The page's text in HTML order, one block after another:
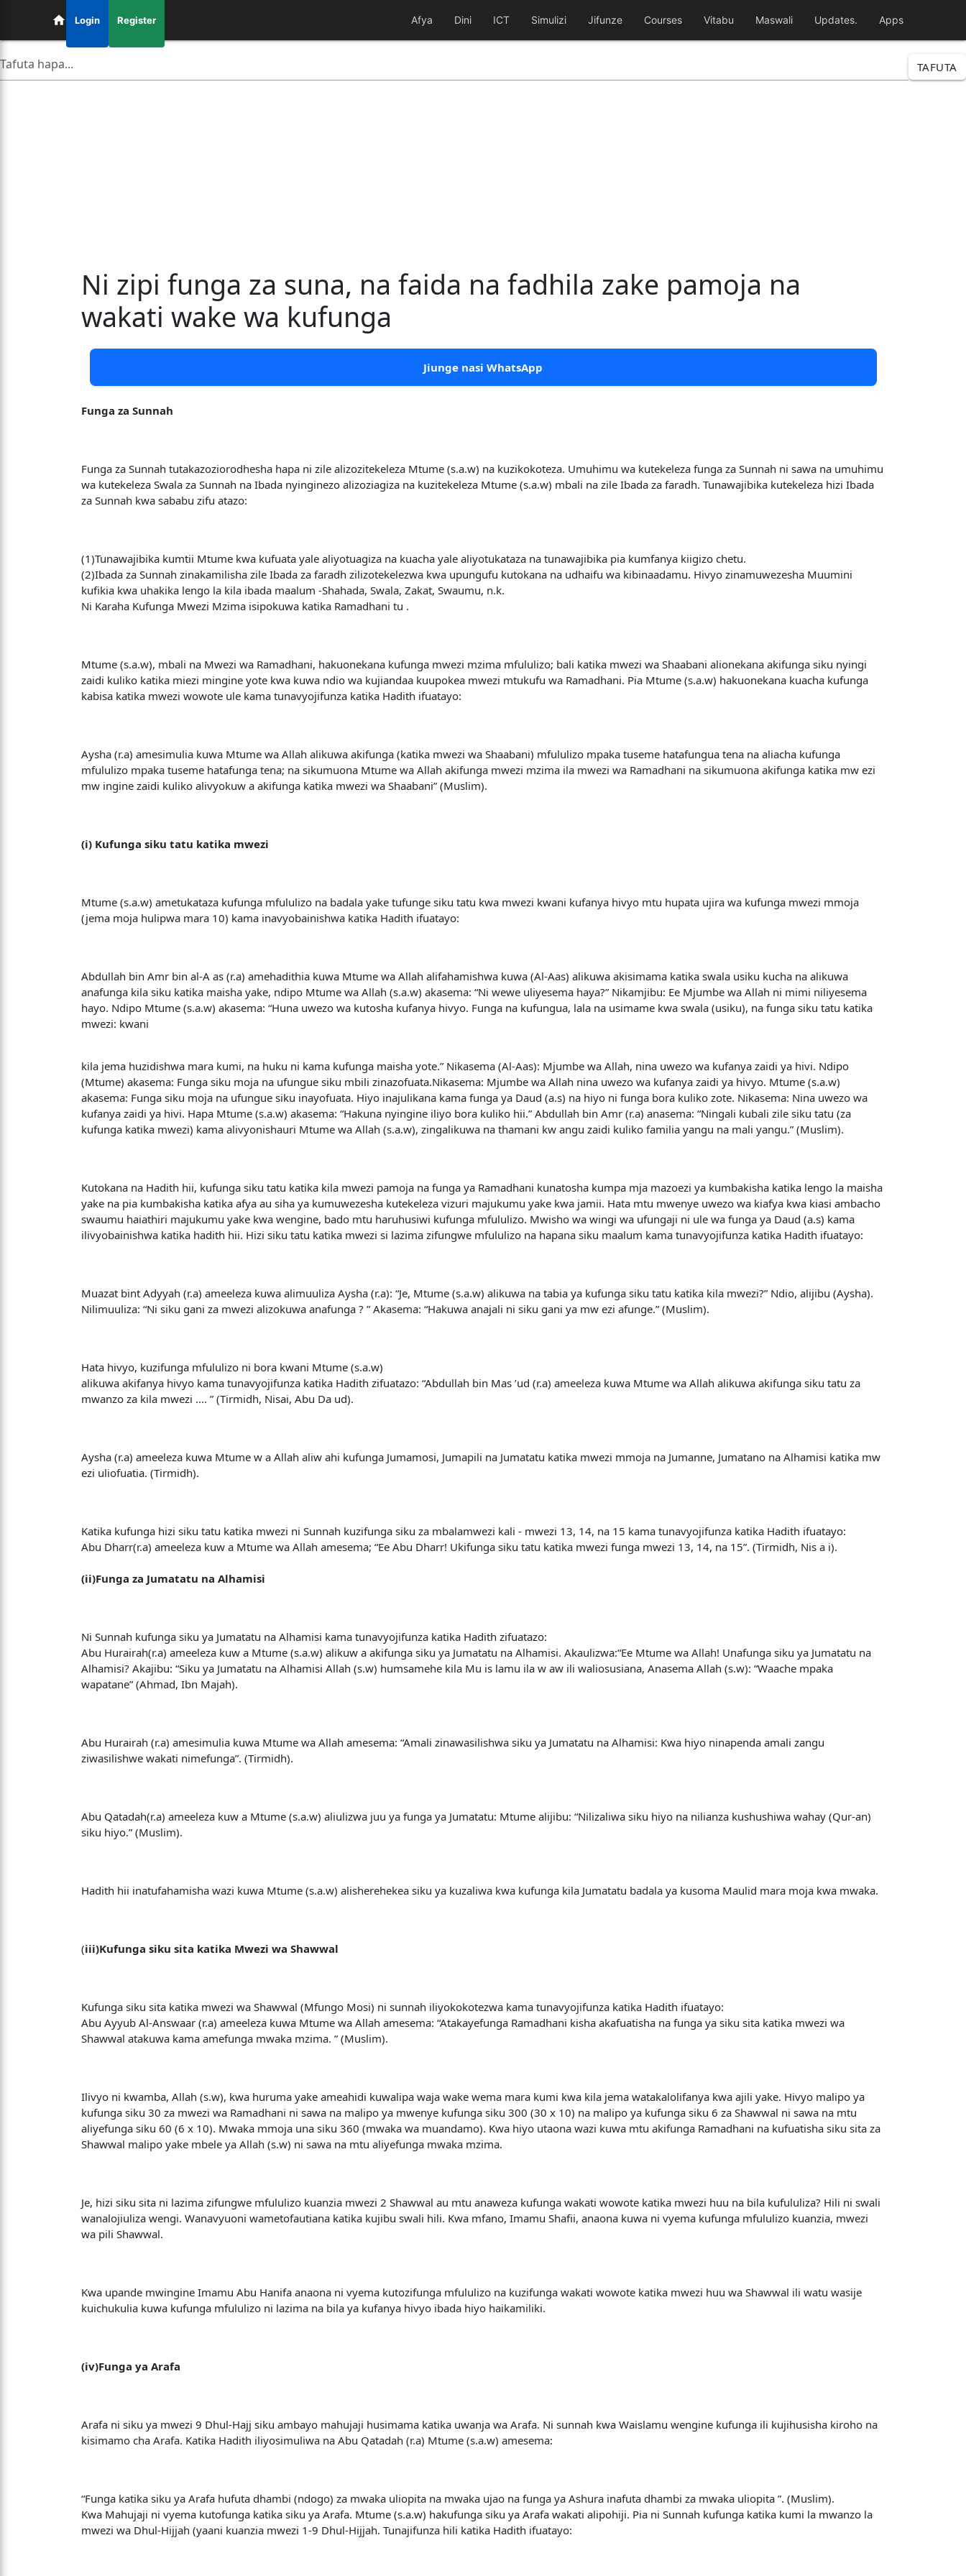
Login Register Afya Dini ICT Simulizi Jifunze Courses Vitabu Maswali Updates. Apps
TAFUTA
Ni zipi funga za suna, na faida na fadhila zake pamoja na
wakati wake wa kufunga
Jiunge nasi WhatsApp
Funga za Sunnah
Funga za Sunnah tutakazoziorodhesha hapa ni zile alizozitekeleza Mtume (s.a.w) na kuzikokoteza. Umuhimu wa kutekeleza funga za Sunnah ni sawa na umuhimu
wa kutekeleza Swala za Sunnah na Ibada nyinginezo alizoziagiza na kuzitekeleza Mtume (s.a.w) mbali na zile Ibada za faradh. Tunawajibika kutekeleza hizi Ibada
za Sunnah kwa sababu zifu atazo:
(1)Tunawajibika kumtii Mtume kwa kufuata yale aliyotuagiza na kuacha yale aliyotukataza na tunawajibika pia kumfanya kiigizo chetu.
(2)Ibada za Sunnah zinakamilisha zile Ibada za faradh zilizotekelezwa kwa upungufu kutokana na udhaifu wa kibinaadamu. Hivyo zinamuwezesha Muumini
kufikia kwa uhakika lengo la kila ibada maalum -Shahada, Swala, Zakat, Swaumu, n.k.
Ni Karaha Kufunga Mwezi Mzima isipokuwa katika Ramadhani tu .
Mtume (s.a.w), mbali na Mwezi wa Ramadhani, hakuonekana kufunga mwezi mzima mfululizo; bali katika mwezi wa Shaabani alionekana akifunga siku nyingi
zaidi kuliko katika miezi mingine yote kwa kuwa ndio wa kujiandaa kuupokea mwezi mtukufu wa Ramadhani. Pia Mtume (s.a.w) hakuonekana kuacha kufunga
kabisa katika mwezi wowote ule kama tunavyojifunza katika Hadith ifuatayo:
Aysha (r.a) amesimulia kuwa Mtume wa Allah alikuwa akifunga (katika mwezi wa Shaabani) mfululizo mpaka tuseme hatafungua tena na aliacha kufunga
mfululizo mpaka tuseme hatafunga tena; na sikumuona Mtume wa Allah akifunga mwezi mzima ila mwezi wa Ramadhani na sikumuona akifunga katika mw ezi
mw ingine zaidi kuliko alivyokuw a akifunga katika mwezi wa Shaabani” (Muslim).
(i) Kufunga siku tatu katika mwezi
Mtume (s.a.w) ametukataza kufunga mfululizo na badala yake tufunge siku tatu kwa mwezi kwani kufanya hivyo mtu hupata ujira wa kufunga mwezi mmoja
(jema moja hulipwa mara 10) kama inavyobainishwa katika Hadith ifuatayo:
Abdullah bin Amr bin al-A as (r.a) amehadithia kuwa Mtume wa Allah alifahamishwa kuwa (Al-Aas) alikuwa akisimama katika swala usiku kucha na alikuwa
anafunga kila siku katika maisha yake, ndipo Mtume wa Allah (s.a.w) akasema: “Ni wewe uliyesema haya?” Nikamjibu: Ee Mjumbe wa Allah ni mimi niliyesema
hayo. Ndipo Mtume (s.a.w) akasema: “Huna uwezo wa kutosha kufanya hivyo. Funga na kufungua, lala na usimame kwa swala (usiku), na funga siku tatu katika
mwezi: kwani
kila jema huzidishwa mara kumi, na huku ni kama kufunga maisha yote.” Nikasema (Al-Aas): Mjumbe wa Allah, nina uwezo wa kufanya zaidi ya hivi. Ndipo
(Mtume) akasema: Funga siku moja na ufungue siku mbili zinazofuata.Nikasema: Mjumbe wa Allah nina uwezo wa kufanya zaidi ya hivyo. Mtume (s.a.w)
akasema: Funga siku moja na ufungue siku inayofuata. Hiyo inajulikana kama funga ya Daud (a.s) na hiyo ni funga bora kuliko zote. Nikasema: Nina uwezo wa
kufanya zaidi ya hivi. Hapa Mtume (s.a.w) akasema: “Hakuna nyingine iliyo bora kuliko hii.” Abdullah bin Amr (r.a) anasema: “Ningali kubali zile siku tatu (za
kufunga katika mwezi) kama alivyonishauri Mtume wa Allah (s.a.w), zingalikuwa na thamani kw angu zaidi kuliko familia yangu na mali yangu.” (Muslim).
Kutokana na Hadith hii, kufunga siku tatu katika kila mwezi pamoja na funga ya Ramadhani kunatosha kumpa mja mazoezi ya kumbakisha katika lengo la maisha
yake na pia kumbakisha katika afya au siha ya kumuwezesha kutekeleza vizuri majukumu yake kwa jamii. Hata mtu mwenye uwezo wa kiafya kwa kiasi ambacho
swaumu haiathiri majukumu yake kwa wengine, bado mtu haruhusiwi kufunga mfululizo. Mwisho wa wingi wa ufungaji ni ule wa funga ya Daud (a.s) kama
ilivyobainishwa katika hadith hii. Hizi siku tatu katika mwezi si lazima zifungwe mfululizo na hapana siku maalum kama tunavyojifunza katika Hadith ifuatayo:
Muazat bint Adyyah (r.a) ameeleza kuwa alimuuliza Aysha (r.a): “Je, Mtume (s.a.w) alikuwa na tabia ya kufunga siku tatu katika kila mwezi?” Ndio, alijibu (Aysha).
Nilimuuliza: “Ni siku gani za mwezi alizokuwa anafunga ? ” Akasema: “Hakuwa anajali ni siku gani ya mw ezi afunge.” (Muslim).
Hata hivyo, kuzifunga mfululizo ni bora kwani Mtume (s.a.w)
alikuwa akifanya hivyo kama tunavyojifunza katika Hadith zifuatazo: “Abdullah bin Mas ’ud (r.a) ameeleza kuwa Mtume wa Allah alikuwa akifunga siku tatu za
mwanzo za kila mwezi .... ” (Tirmidh, Nisai, Abu Da ud).
Aysha (r.a) ameeleza kuwa Mtume w a Allah aliw ahi kufunga Jumamosi, Jumapili na Jumatatu katika mwezi mmoja na Jumanne, Jumatano na Alhamisi katika mw
ezi uliofuatia. (Tirmidh).
Katika kufunga hizi siku tatu katika mwezi ni Sunnah kuzifunga siku za mbalamwezi kali - mwezi 13, 14, na 15 kama tunavyojifunza katika Hadith ifuatayo:
Abu Dharr(r.a) ameeleza kuw a Mtume wa Allah amesema; “Ee Abu Dharr! Ukifunga siku tatu katika mwezi funga mwezi 13, 14, na 15”. (Tirmidh, Nis a i).
(ii)Funga za Jumatatu na Alhamisi
Ni Sunnah kufunga siku ya Jumatatu na Alhamisi kama tunavyojifunza katika Hadith zifuatazo:
Abu Hurairah(r.a) ameeleza kuw a Mtume (s.a.w) alikuw a akifunga siku ya Jumatatu na Alhamisi. Akaulizwa:“Ee Mtume wa Allah! Unafunga siku ya Jumatatu na
Alhamisi? Akajibu: “Siku ya Jumatatu na Alhamisi Allah (s.w) humsamehe kila Mu is lamu ila w aw ili waliosusiana, Anasema Allah (s.w): “Waache mpaka
wapatane” (Ahmad, Ibn Majah).
Abu Hurairah (r.a) amesimulia kuwa Mtume wa Allah amesema: “Amali zinawasilishwa siku ya Jumatatu na Alhamisi: Kwa hiyo ninapenda amali zangu
ziwasilishwe wakati nimefunga”. (Tirmidh).
Abu Qatadah(r.a) ameeleza kuw a Mtume (s.a.w) aliulizwa juu ya funga ya Jumatatu: Mtume alijibu: “Nilizaliwa siku hiyo na nilianza kushushiwa wahay (Qur-an)
siku hiyo.” (Muslim).
Hadith hii inatufahamisha wazi kuwa Mtume (s.a.w) alisherehekea siku ya kuzaliwa kwa kufunga kila Jumatatu badala ya kusoma Maulid mara moja kwa mwaka.
(iii)Kufunga siku sita katika Mwezi wa Shawwal
Kufunga siku sita katika mwezi wa Shawwal (Mfungo Mosi) ni sunnah iliyokokotezwa kama tunavyojifunza katika Hadith ifuatayo:
Abu Ayyub Al-Answaar (r.a) ameeleza kuwa Mtume wa Allah amesema: “Atakayefunga Ramadhani kisha akafuatisha na funga ya siku sita katika mwezi wa
Shawwal atakuwa kama amefunga mwaka mzima. ” (Muslim).
Ilivyo ni kwamba, Allah (s.w), kwa huruma yake ameahidi kuwalipa waja wake wema mara kumi kwa kila jema watakalolifanya kwa ajili yake. Hivyo malipo ya
kufunga siku 30 za mwezi wa Ramadhani ni sawa na malipo ya mwenye kufunga siku 300 (30 x 10) na malipo ya kufunga siku 6 za Shawwal ni sawa na mtu
aliyefunga siku 60 (6 x 10). Mwaka mmoja una siku 360 (mwaka wa muandamo). Kwa hiyo utaona wazi kuwa mtu akifunga Ramadhani na kufuatisha siku sita za
Shawwal malipo yake mbele ya Allah (s.w) ni sawa na mtu aliyefunga mwaka mzima.
Je, hizi siku sita ni lazima zifungwe mfululizo kuanzia mwezi 2 Shawwal au mtu anaweza kufunga wakati wowote katika mwezi huu na bila kufululiza? Hili ni swali
wanalojiuliza wengi. Wanavyuoni wametofautiana katika kujibu swali hili. Kwa mfano, Imamu Shafii, anaona kuwa ni vyema kufunga mfululizo kuanzia, mwezi
wa pili Shawwal.
Kwa upande mwingine Imamu Abu Hanifa anaona ni vyema kutozifunga mfululizo na kuzifunga wakati wowote katika mwezi huu wa Shawwal ili watu wasije
kuichukulia kuwa kufunga mfululizo ni lazima na bila ya kufanya hivyo ibada hiyo haikamiliki.
(iv)Funga ya Arafa
Arafa ni siku ya mwezi 9 Dhul-Hajj siku ambayo mahujaji husimama katika uwanja wa Arafa. Ni sunnah kwa Waislamu wengine kufunga ili kujihusisha kiroho na
kisimamo cha Arafa. Katika Hadith iliyosimuliwa na Abu Qatadah (r.a) Mtume (s.a.w) amesema:
“Funga katika siku ya Arafa hufuta dhambi (ndogo) za mwaka uliopita na mwaka ujao na funga ya Ashura inafuta dhambi za mwaka uliopita ”. (Muslim).
Kwa Mahujaji ni vyema kutofunga katika siku ya Arafa. Mtume (s.a.w) hakufunga siku ya Arafa wakati alipohiji. Pia ni Sunnah kufunga katika kumi la mwanzo la
mwezi wa Dhul-Hijjah (yaani kuanzia mwezi 1-9 Dhul-Hijjah. Tunajifunza hili katika Hadith ifuatayo: